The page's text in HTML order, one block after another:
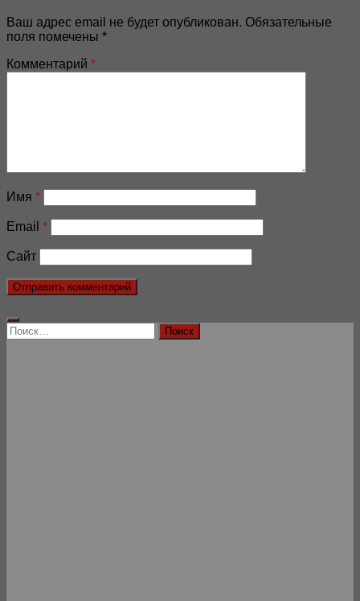
Ваш адрес email не будет опубликован. Обязательные
поля помечены *
Комментарий *
Имя *
Email *
Сайт
Найти: